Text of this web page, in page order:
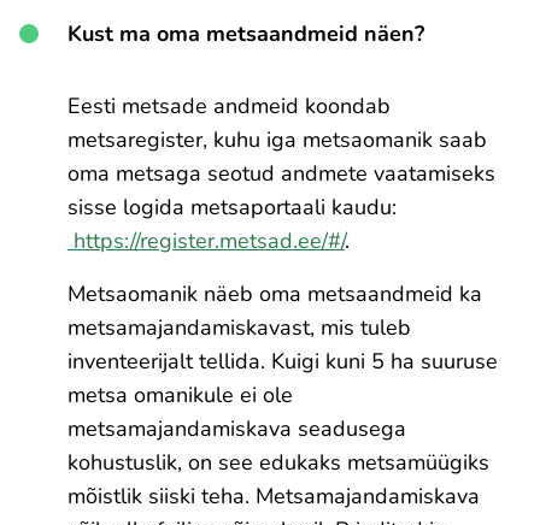
Kust ma oma metsaandmeid näen?
Eesti metsade andmeid koondab
metsaregister, kuhu iga metsaomanik saab
oma metsaga seotud andmete vaatamiseks
sisse logida metsaportaali kaudu:
https://register.metsad.ee/#/.
Metsaomanik näeb oma metsaandmeid ka
metsamajandamiskavast, mis tuleb
inventeerijalt tellida. Kuigi kuni 5 ha suuruse
metsa omanikule ei ole
metsamajandamiskava seadusega
kohustuslik, on see edukaks metsamüügiks
mõistlik siiski teha. Metsamajandamiskava